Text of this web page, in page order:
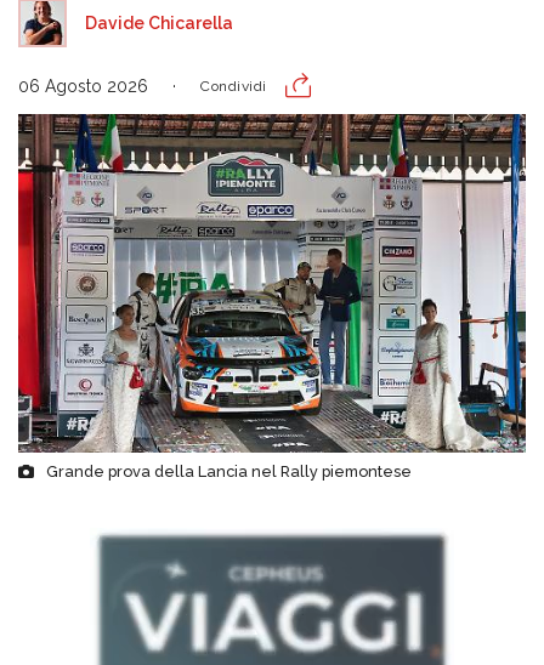
Davide Chicarella
06 Agosto 2026 Condividi
Grande prova della Lancia nel Rally piemontese